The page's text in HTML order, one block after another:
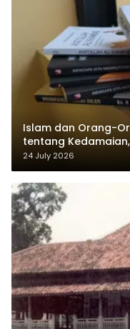
Islam dan Orang-
tentang
dalam Pemikiran
24 July 2026